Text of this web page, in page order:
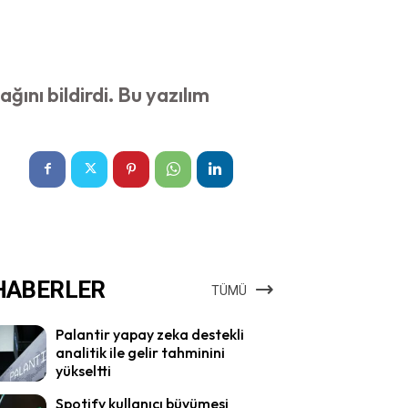
bildirdi. Bu yazılım
TÜMÜ
Palantir yapay zeka destekli
analitik ile gelir tahminini
yükseltti
Spotify kullanıcı büyümesi